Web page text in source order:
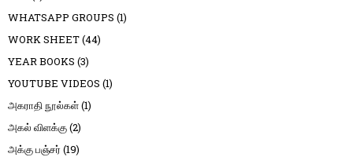
WHATSAPP GROUPS (1)
WORK SHEET(44)
YEAR BOOKS (3)
YOUTUBE VIDEOS (1)
அகராதி நூல்கள்(1)
அகல் விளக்கு(2)
அக்கு பஞ்சர் (19)